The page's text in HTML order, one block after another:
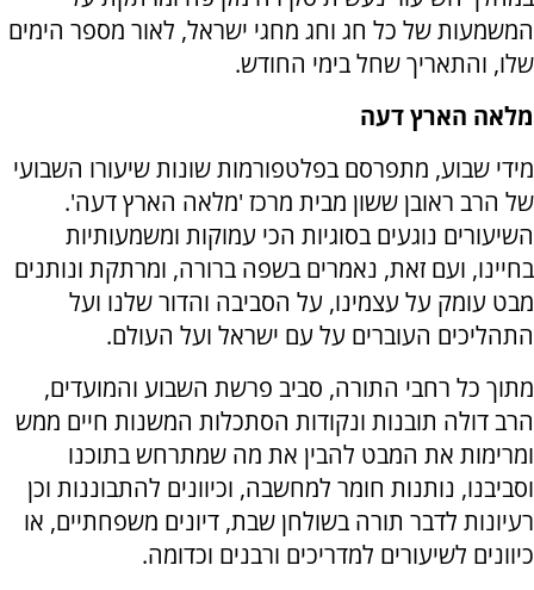
המשמעות של כל חג וחג מחגי ישראל, לאור מספר הימים
שלו, והתאריך שחל בימי החודש.
מלאה הארץ דעה
מידי שבוע, מתפרסם בפלטפורמות שונות שיעורו השבועי
של הרב ראובן ששון מבית מרכז 'מלאה הארץ דעה'.
השיעורים נוגעים בסוגיות הכי עמוקות ומשמעותיות
בחיינו, ועם זאת, נאמרים בשפה ברורה, ומרתקת ונותנים
מבט עומק על עצמינו, על הסביבה והדור שלנו ועל
התהליכים העוברים על עם ישראל ועל העולם.
מתוך כל רחבי התורה, סביב פרשת השבוע והמועדים,
הרב דולה תובנות ונקודות הסתכלות המשנות חיים ממש
ומרימות את המבט להבין את מה שמתרחש בתוכנו
וסביבנו, נותנות חומר למחשבה, וכיוונים להתבוננות וכן
רעיונות לדבר תורה בשולחן שבת, דיונים משפחתיים, או
כיוונים לשיעורים למדריכים ורבנים וכדומה.